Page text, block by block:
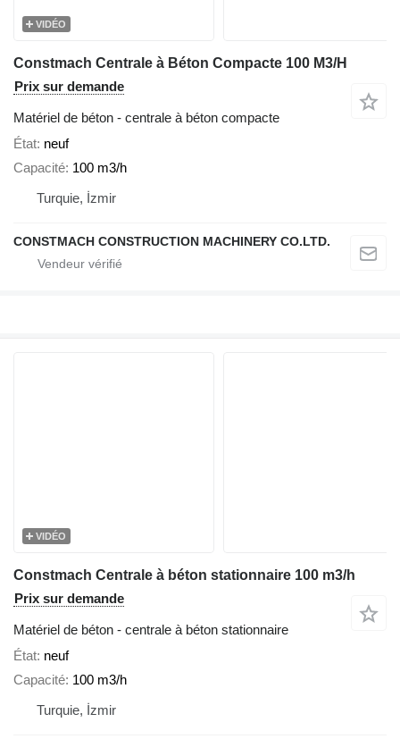
VIDÉO
Constmach Centrale à Béton Compacte 100 M3/H
Prix sur demande
Matériel de béton - centrale à béton compacte
État neuf
Capacité 100 m3/h
Turquie, İzmir
CONSTMACH CONSTRUCTION MACHINERY CO.LTD.
VIDÉO
Constmach Centrale à béton stationnaire 100 m3/h
Prix sur demande
Matériel de béton - centrale à béton stationnaire
État neuf
Capacité 100 m3/h
Turquie, İzmir